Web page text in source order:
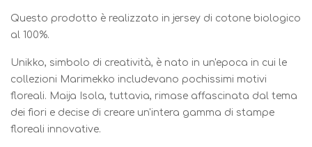
Questo prodotto è realizzato in jersey di cotone biologico
al 100%.
Unikko, simbolo di creatività, è nato in un'epoca in cui le
collezioni Marimekko includevano pochissimi motivi
floreali. Maija Isola, tuttavia, rimase affascinata dal tema
dei fiori e decise di creare un'intera gamma di stampe
floreali innovative.